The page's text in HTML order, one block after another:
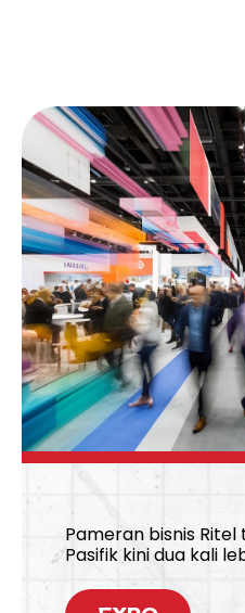
Pameran bisnis
Pasifik kini dua kali